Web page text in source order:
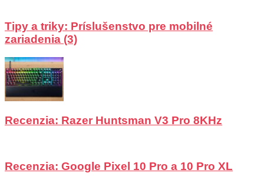
Tipy a triky: Príslušenstvo pre mobilné
zariadenia (3)
Recenzia: Razer Huntsman V3 Pro 8KHz
Recenzia: Google Pixel 10 Pro a 10 Pro XL